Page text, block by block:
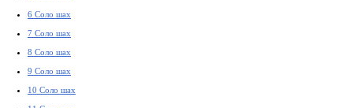
6 Соло шах
7 Соло шах
8 Соло шах
9 Соло шах
10 Соло шах